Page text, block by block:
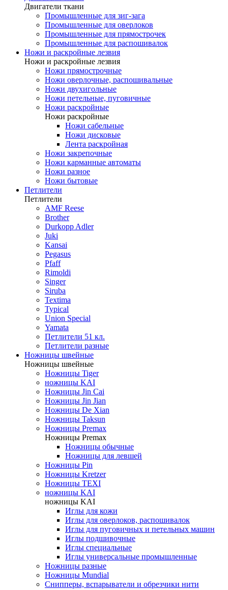
Двигатели ткани
Промышленные для зиг-зага
Промышленные для оверлоков
Промышленные для прямострочек
Промышленные для распошивалок
Ножи и раскройные лезвия
Ножи и раскройные лезвия
Ножи прямострочные
Ножи оверлочные, распошивальные
Ножи двухигольные
Ножи петельные, пуговичные
Ножи раскройные
Ножи раскройные
Ножи сабельные
Ножи дисковые
Лента раскройная
Ножи закрепочные
Ножи карманные автоматы
Ножи разное
Ножи бытовые
Петлители
Петлители
AMF Reese
Brother
Durkopp Adler
Juki
Kansai
Pegasus
Pfaff
Rimoldi
Singer
Siruba
Textima
Typical
Union Special
Yamata
Петлители 51 кл.
Петлители разные
Ножницы швейные
Ножницы швейные
Ножницы Tiger
ножницы KAI
Ножницы Jin Cai
Ножницы Jin Jian
Ножницы De Xian
Ножницы Taksun
Ножницы Premax
Ножницы Premax
Ножницы обычные
Ножницы для левшей
Ножницы Pin
Ножницы Kretzer
Ножницы TEXI
ножницы KAI
ножницы KAI
Иглы для кожи
Иглы для оверлоков, распошивалок
Иглы для пуговичных и петельных машин
Иглы подшивочные
Иглы специальные
Иглы универсальные промышленные
Ножницы разные
Ножницы Mundial
Снипперы, вспарыватели и обрезчики нити